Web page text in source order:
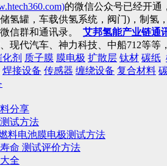
的微信公众号已经开通
氢罐，车载供氢系统，阀门)，制
信群和通讯录。
艾邦氢能产业链通
现代汽车、神力科技、中船712等
剂 质子膜 膜电极 扩散层 钛材 碳纸
焊接设备 传感器 缠绕设备 复合材料
分享
试方法
料电池膜电极测试方法
命 测试评价方法
全